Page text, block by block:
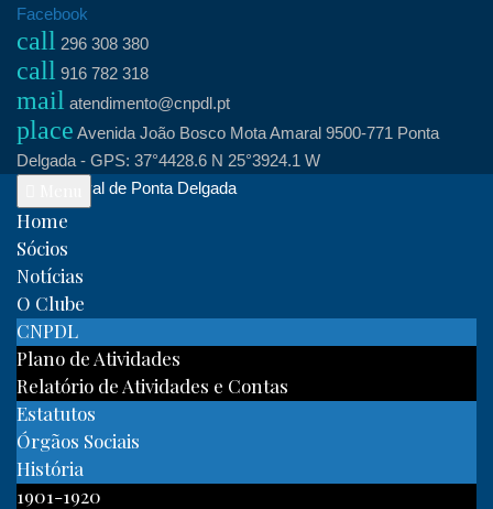
Skip
content
Facebook
call 296 308 380
call 916 782 318
mail atendimento@cnpdl.pt
place Avenida João Bosco Mota Amaral 9500-771 Ponta
Delgada - GPS: 37°4428.6 N 25°3924.1 W
Clube Naval de Ponta Delgada
Home
Sócios
Notícias
O Clube
CNPDL
Plano de Atividades
Relatório de Atividades e Contas
Estatutos
Órgãos Sociais
História
1901-1920